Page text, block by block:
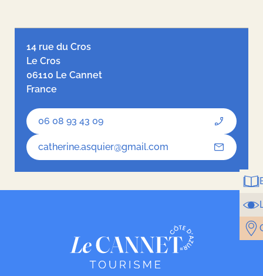
14 rue du Cros
Le Cros
06110 Le Cannet
France
06 08 93 43 09
catherine.asquier@gmail.com